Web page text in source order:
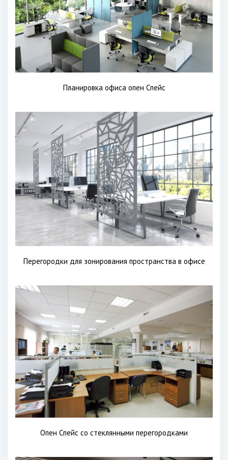
Планировка офиса опен Спейс
Перегородки для зонирования пространства в офисе
Опен Спейс со стеклянными перегородками